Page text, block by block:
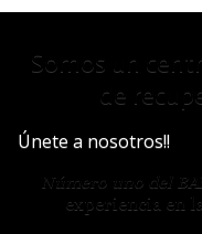
Somos un
de
Únete a nosotros!!
Número uno del
experiencia en